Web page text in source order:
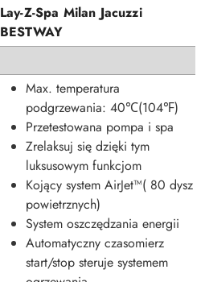
Lay-Z-Spa Milan Jacuzzi
BESTWAY
Max. temperatura
podgrzewania: 40℃(104℉)
Przetestowana pompa i spa
Zrelaksuj się dzięki tym
luksusowym funkcjom
Kojący system AirJet™( 80 dysz
powietrznych)
System oszczędzania energii
Automatyczny czasomierz
start/stop steruje systemem